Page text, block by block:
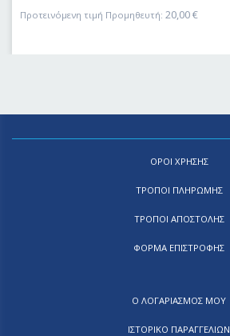
Προτεινόμενη τιμή Προμηθευτή: 20,00€
ΟΡΟΙ ΧΡΗΣΗΣ
ΤΡΟΠΟΙ ΠΛΗΡΩΜΗΣ
ΤΡΟΠΟΙ ΑΠΟΣΤΟΛΗΣ
ΦΟΡΜΑ ΕΠΙΣΤΡΟΦΗΣ
Ο ΛΟΓΑΡΙΑΣΜΟΣ ΜΟΥ
ΙΣΤΟΡΙΚΟ ΠΑΡΑΓΓΕΛΙΩΝ